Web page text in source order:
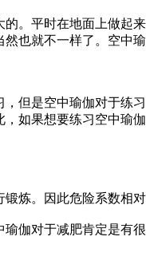
平时在地面上做起来
也就不一样了。空中
是空中瑜伽对于练习
如果想要练习空中瑜
。因此危险系数相对
对于减肥肯定是有很